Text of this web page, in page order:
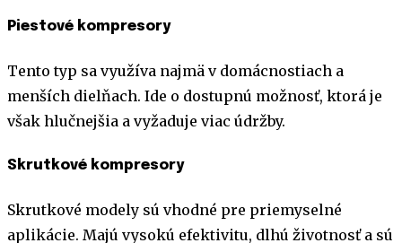
Piestové kompresory
Tento typ sa využíva najmä v domácnostiach a
menších dielňach. Ide o dostupnú možnosť, ktorá je
však hlučnejšia a vyžaduje viac údržby.
Skrutkové kompresory
Skrutkové modely sú vhodné pre priemyselné
aplikácie. Majú vysokú efektivitu, dlhú životnosť a sú